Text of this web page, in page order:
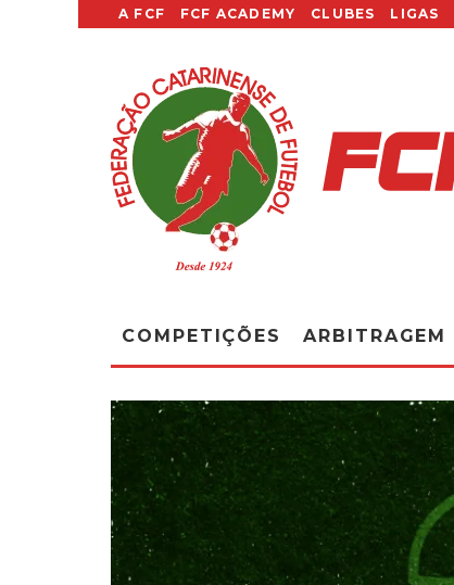
A FCF FCF ACADEMY CLUBES LIGAS
COMPETIÇÕES ARBITRAGEM